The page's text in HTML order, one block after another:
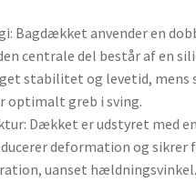
Bagdækket anvender en
centrale del består af en
stabilitet og levetid, mens
optimalt greb i sving.
Dækket er udstyret med
deformation og sikrer
uanset hældningsvinkel.